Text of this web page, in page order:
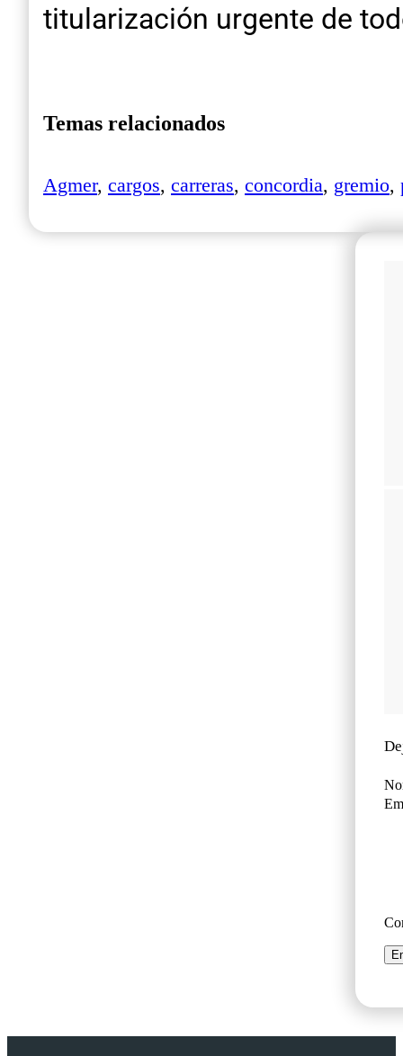
titularización urgente de
Temas relacionados
Agmer, cargos, carreras, concordia, gremio,